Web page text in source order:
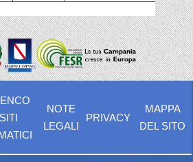
SITI
NOTE
LEGALI
PRIVACY
MAPPA
DEL SITO